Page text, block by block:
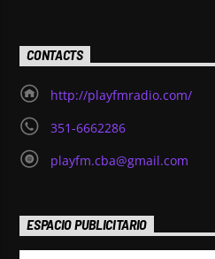
CONTACTS
http://playfmradio.com/
351-6662286
playfm.cba@gmail.com
ESPACIO PUBLICITARIO